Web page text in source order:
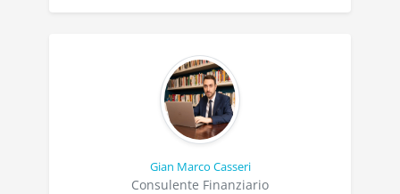
Gian Marco Casseri
Consulente Finanziario